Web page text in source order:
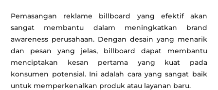
Pemasangan reklame billboard yang efektif akan
sangat membantu dalam meningkatkan brand
awareness perusahaan. Dengan desain yang menarik
dan pesan yang jelas, billboard dapat membantu
menciptakan kesan pertama yang kuat pada
konsumen potensial. Ini adalah cara yang sangat baik
untuk memperkenalkan produk atau layanan baru.